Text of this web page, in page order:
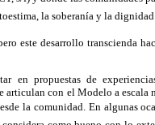
la soberanía y la dignidad
este desarrollo transcienda
en propuestas de
articulan con el Modelo a escala
la comunidad. En algunas